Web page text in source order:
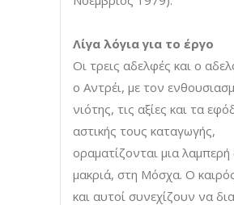
Λίγα λόγια για το έργο
Οι τρεις αδελφές και ο
ο Αντρέι, με τον
νιότης, τις αξίες και τα
αστικής τους καταγωγής,
οραματίζονται μια
μακριά, στη Μόσχα. Ο
και αυτοί συνεχίζουν να